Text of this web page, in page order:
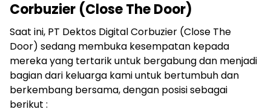
Corbuzier (Close The Door)
Saat ini, PT Dektos Digital Corbuzier (Close The
Door) sedang membuka kesempatan kepada
mereka yang tertarik untuk bergabung dan menjadi
bagian dari keluarga kami untuk bertumbuh dan
berkembang bersama, dengan posisi sebagai
berikut :